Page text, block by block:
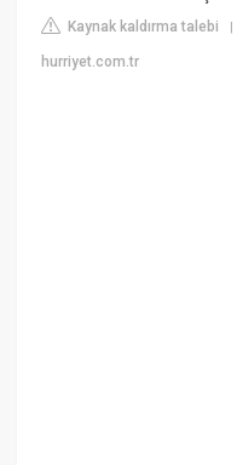
Kaynak kaldırma talebi
hurriyet.com.tr